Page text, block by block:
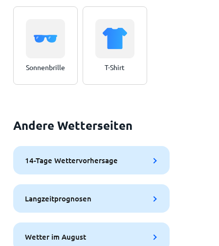
Sonnenbrille T-Shirt
Andere Wetterseiten
14-Tage Wettervorhersage
Langzeitprognosen
Wetter im August